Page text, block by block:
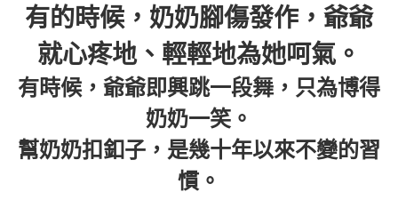
有的時候，奶奶腳傷發作，爺爺
就心疼地、輕輕地為她呵氣。
有時候，爺爺即興跳一段舞，只為博得
奶奶一笑。
幫奶奶扣釦子，是幾十年以來不變的習
慣。